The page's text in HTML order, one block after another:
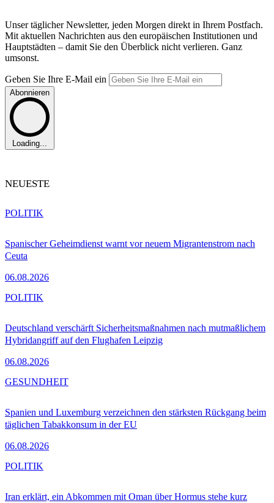
Unser täglicher Newsletter, jeden Morgen direkt in Ihrem Postfach.
Mit aktuellen Nachrichten aus den europäischen Institutionen und
Hauptstädten – damit Sie den Überblick nicht verlieren. Ganz
umsonst.
Geben Sie Ihre E-Mail ein
Abonnieren
Loading...
NEUESTE
Spanischer Geheimdienst warnt vor neuem Migrantenstrom nach
Ceuta
06.08.2026
POLITIK
Deutschland verschärft Sicherheitsmaßnahmen nach mutmaßlichem
Hybridangriff auf den Flughafen Leipzig
06.08.2026
POLITIK
Spanien und Luxemburg verzeichnen den stärksten Rückgang beim
täglichen Tabakkonsum in der EU
06.08.2026
GESUNDHEIT
Iran erklärt, ein Abkommen mit Oman über Hormus stehe kurz
POLITIK